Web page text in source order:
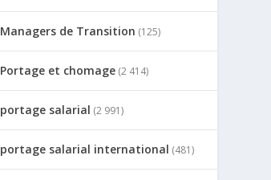
Managers de Transition (125)
Portage et chomage (2 414)
portage salarial (2 991)
portage salarial international (481)